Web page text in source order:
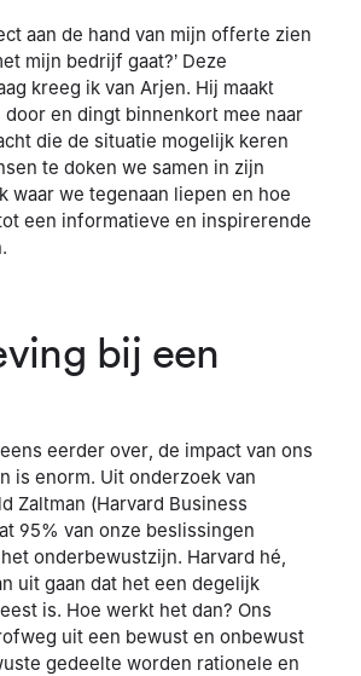
aan de hand van mijn offerte zien
mijn bedrijf gaat?’ Deze
kreeg ik van Arjen. Hij maakt
en dingt binnenkort mee naar
die de situatie mogelijk keren
te doken we samen in zijn
waar we tegenaan liepen en hoe
een informatieve en inspirerende
bij een
eerder over, de impact van ons
is enorm. Uit onderzoek van
Zaltman (Harvard Business
95% van onze beslissingen
onderbewustzijn. Harvard hé,
uit gaan dat het een degelijk
is. Hoe werkt het dan? Ons
uit een bewust en onbewust
gedeelte worden rationele en